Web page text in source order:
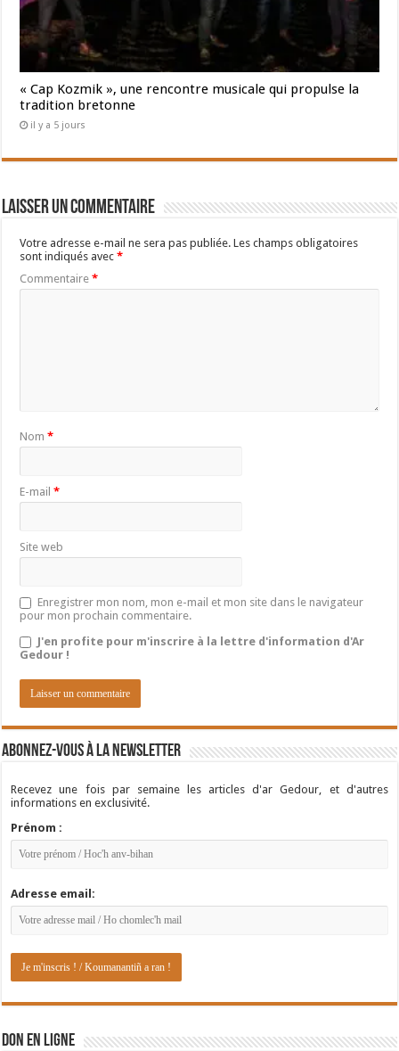
« Cap Kozmik », une rencontre musicale qui propulse la
tradition bretonne
il y a 5 jours
Laisser un commentaire
Votre adresse e-mail ne sera pas publiée. Les champs obligatoires
sont indiqués avec*
Commentaire*
Nom*
E-mail*
Site web
Enregistrer mon nom, mon e-mail et mon site dans le navigateur
pour mon prochain commentaire.
J'en profite pour m'inscrire à la lettre d'information d'Ar
Gedour !
Abonnez-vous à la newsletter
Recevez une fois par semaine les articles d'ar Gedour, et d'autres
informations en exclusivité.
Prénom :
Adresse email:
DON EN LIGNE